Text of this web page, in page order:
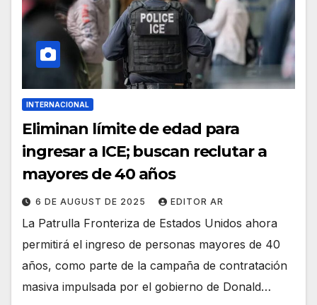
INTERNACIONAL
Eliminan límite de edad para
ingresar a ICE; buscan reclutar a
mayores de 40 años
6 DE AUGUST DE 2025 EDITOR AR
La Patrulla Fronteriza de Estados Unidos ahora
permitirá el ingreso de personas mayores de 40
años, como parte de la campaña de contratación
masiva impulsada por el gobierno de Donald…